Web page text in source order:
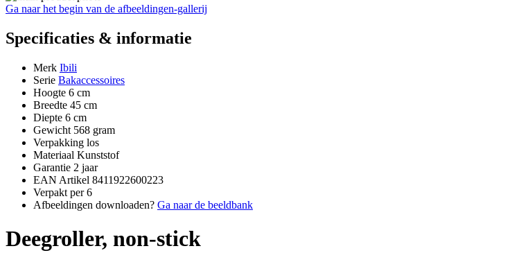
Ga naar het begin van de afbeeldingen-gallerij
Specificaties & informatie
Merk Ibili
Serie Bakaccessoires
Hoogte 6 cm
Breedte 45 cm
Diepte 6 cm
Gewicht 568 gram
Verpakking los
Materiaal Kunststof
Garantie 2 jaar
EAN Artikel 8411922600223
Verpakt per 6
Afbeeldingen downloaden? Ga naar de beeldbank
Deegroller, non-stick